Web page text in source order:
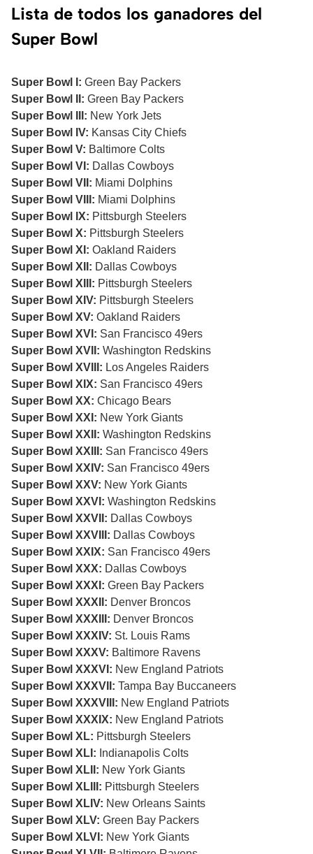
Lista de todos los ganadores del
Super Bowl
Super Bowl I: Green Bay Packers
Super Bowl II: Green Bay Packers
Super Bowl III: New York Jets
Super Bowl IV: Kansas City Chiefs
Super Bowl V: Baltimore Colts
Super Bowl VI: Dallas Cowboys
Super Bowl VII: Miami Dolphins
Super Bowl VIII: Miami Dolphins
Super Bowl IX: Pittsburgh Steelers
Super Bowl X: Pittsburgh Steelers
Super Bowl XI: Oakland Raiders
Super Bowl XII: Dallas Cowboys
Super Bowl XIII: Pittsburgh Steelers
Super Bowl XIV: Pittsburgh Steelers
Super Bowl XV: Oakland Raiders
Super Bowl XVI: San Francisco 49ers
Super Bowl XVII: Washington Redskins
Super Bowl XVIII: Los Angeles Raiders
Super Bowl XIX: San Francisco 49ers
Super Bowl XX: Chicago Bears
Super Bowl XXI: New York Giants
Super Bowl XXII: Washington Redskins
Super Bowl XXIII: San Francisco 49ers
Super Bowl XXIV: San Francisco 49ers
Super Bowl XXV: New York Giants
Super Bowl XXVI: Washington Redskins
Super Bowl XXVII: Dallas Cowboys
Super Bowl XXVIII: Dallas Cowboys
Super Bowl XXIX: San Francisco 49ers
Super Bowl XXX: Dallas Cowboys
Super Bowl XXXI: Green Bay Packers
Super Bowl XXXII: Denver Broncos
Super Bowl XXXIII: Denver Broncos
Super Bowl XXXIV: St. Louis Rams
Super Bowl XXXV: Baltimore Ravens
Super Bowl XXXVI: New England Patriots
Super Bowl XXXVII: Tampa Bay Buccaneers
Super Bowl XXXVIII: New England Patriots
Super Bowl XXXIX: New England Patriots
Super Bowl XL: Pittsburgh Steelers
Super Bowl XLI: Indianapolis Colts
Super Bowl XLII: New York Giants
Super Bowl XLIII: Pittsburgh Steelers
Super Bowl XLIV: New Orleans Saints
Super Bowl XLV: Green Bay Packers
Super Bowl XLVI: New York Giants